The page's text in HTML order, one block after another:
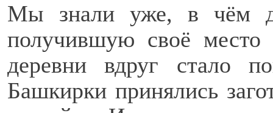
Мы знали уже, в чём
получившую своё
деревни вдруг стало
Башкирки принялись